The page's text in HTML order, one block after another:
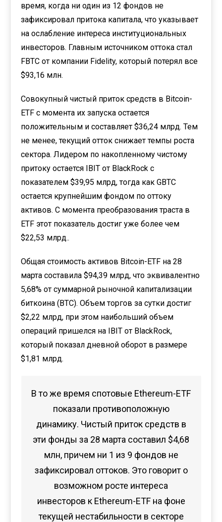
время, когда ни один из 12 фондов не
зафиксировал притока капитала, что указывает
на ослабление интереса институциональных
инвесторов. Главным источником оттока стал
FBTC от компании Fidelity, который потерял все
$93,16 млн.
Совокупный чистый приток средств в Bitcoin-
ETF с момента их запуска остается
положительным и составляет $36,24 млрд. Тем
не менее, текущий отток снижает темпы роста
сектора. Лидером по накопленному чистому
притоку остается IBIT от BlackRock с
показателем $39,95 млрд, тогда как GBTC
остается крупнейшим фондом по оттоку
активов. С момента преобразования траста в
ETF этот показатель достиг уже более чем
$22,53 млрд..
Общая стоимость активов Bitcoin-ETF на 28
марта составила $94,39 млрд, что эквивалентно
5,68% от суммарной рыночной капитализации
биткоина (BTC). Объем торгов за сутки достиг
$2,22 млрд, при этом наибольший объем
операций пришелся на IBIT от BlackRock,
который показал дневной оборот в размере
$1,81 млрд.
В то же время спотовые Ethereum-ETF
показали противоположную
динамику. Чистый приток средств в
эти фонды за 28 марта составил $4,68
млн, причем ни 1 из 9 фондов не
зафиксировал оттоков. Это говорит о
возможном росте интереса
инвесторов к Ethereum-ETF на фоне
текущей нестабильности в секторе